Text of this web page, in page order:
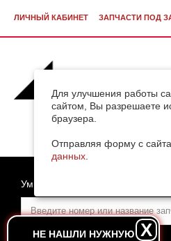
Для улучшения работы
сайтом, Вы разрешаете
браузера.
Отправляя форму с
данных
ЛИЧНЫЙ КАБИНЕТ ЗАПЧАСТИ ПОД
НЕ НАШЛИ НУЖНУЮ X
Умный поиск